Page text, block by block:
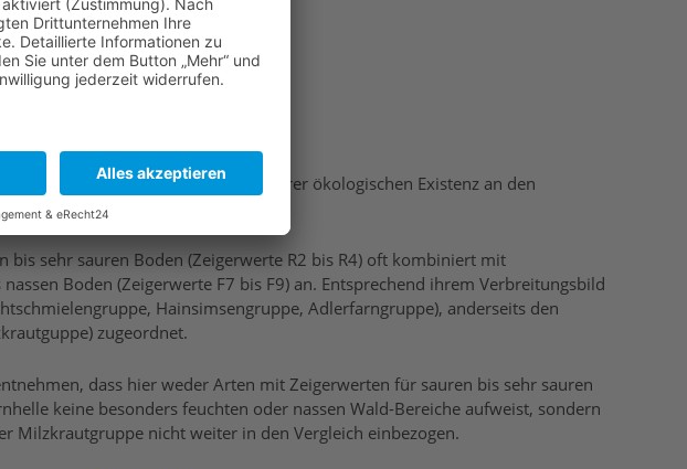
Gruppen entsprechend ihrer ökologischen Existenz an den
sehr sauren Boden (Zeigerwerte R2 bis R4) oft kombiniert mit
Boden (Zeigerwerte F7 bis F9) an. Entsprechend ihrem Verbreitungsbild
Hainsimsengruppe, Adlerfarngruppe), anderseits den
zugeordnet.
dass hier weder Arten mit Zeigerwerten für sauren bis sehr sauren
keine besonders feuchten oder nassen Wald-Bereiche aufweist, sondern
Milzkrautgruppe nicht weiter in den Vergleich einbezogen.